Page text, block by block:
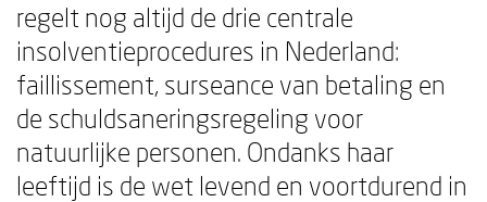
regelt nog altijd de drie centrale
insolventieprocedures in Nederland:
faillissement, surseance van betaling en
de schuldsaneringsregeling voor
natuurlijke personen. Ondanks haar
leeftijd is de wet levend en voortdurend in